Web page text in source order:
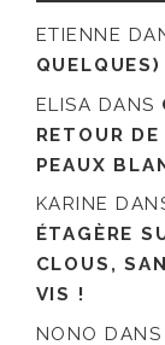
ETIENNE
QUELQUES)
ELISA DANS
RETOUR
PEAUX
KARINE
ÉTAGÈRE
CLOUS,
VIS !
NONO DANS